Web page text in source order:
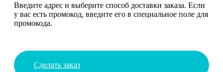
Введите адрес и выберите способ доставки заказа. Если
у вас есть промокод, введите его в специальное поле для
промокода.
Сделать заказ